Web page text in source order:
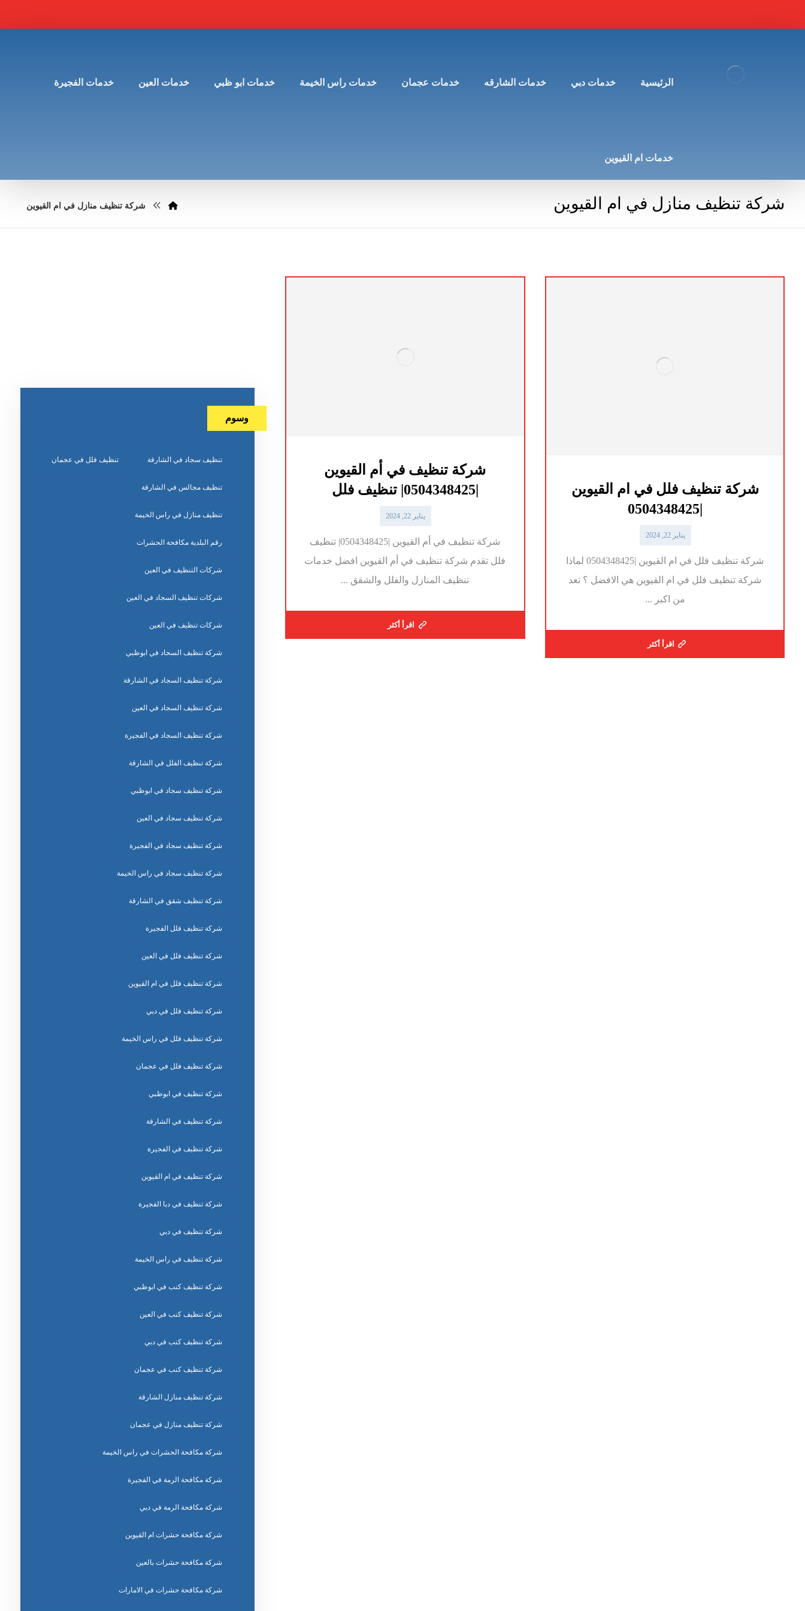
الرئيسية خدمات دبي خدمات الشارقه خدمات عجمان خدمات راس الخيمة خدمات ابو ظبي خدمات العين خدمات الفجيرة
خدمات ام القيوين
شركة تنظيف منازل في ام القيوين شركة تنظيف منازل في ام القيوين
شركة تنظيف فلل في ام القيوين
|0504348425
يناير 22, 2024
شركة تنظيف فلل في ام القيوين |0504348425 لماذا
شركة تنظيف فلل في ام القيوين هي الافضل ؟ تعد
من اكبر ...
اقرأ أكثر
شركة تنظيف في أم القيوين
|0504348425| تنظيف فلل
يناير 22, 2024
شركة تنظيف في أم القيوين |0504348425| تنظيف
فلل تقدم شركة تنظيف في أم القيوين افضل خدمات
تنظيف المنازل والفلل والشقق ...
اقرأ أكثر
وسوم
تنظيف سجاد في الشارقة تنظيف فلل في عجمان
تنظيف مجالس في الشارقة
تنظيف منازل في راس الخيمة
رقم البلدية مكافحة الحشرات
شركات التنظيف في العين
شركات تنظيف السجاد في العين
شركات تنظيف في العين
شركة تنظيف السجاد في ابوظبي
شركة تنظيف السجاد في الشارقة
شركة تنظيف السجاد في العين
شركة تنظيف السجاد في الفجيرة
شركة تنظيف الفلل في الشارقة
شركة تنظيف سجاد في ابوظبي
شركة تنظيف سجاد في العين
شركة تنظيف سجاد في الفجيرة
شركة تنظيف سجاد في راس الخيمة
شركة تنظيف شقق في الشارقة
شركة تنظيف فلل الفجيرة
شركة تنظيف فلل في العين
شركة تنظيف فلل في ام القيوين
شركة تنظيف فلل في دبي
شركة تنظيف فلل في راس الخيمة
شركة تنظيف فلل في عجمان
شركة تنظيف في ابوظبي
شركة تنظيف في الشارقة
شركة تنظيف في الفجيرة
شركة تنظيف في ام القيوين
شركة تنظيف في دبا الفجيرة
شركة تنظيف في دبي
شركة تنظيف في راس الخيمة
شركة تنظيف كنب في ابوظبي
شركة تنظيف كنب في العين
شركة تنظيف كنب في دبي
شركة تنظيف كنب في عجمان
شركة تنظيف منازل الشارقة
شركة تنظيف منازل في عجمان
شركة مكافحة الحشرات في راس الخيمة
شركة مكافحة الرمة في الفجيرة
شركة مكافحة الرمة في دبي
شركة مكافحة حشرات ام القيوين
شركة مكافحة حشرات بالعين
شركة مكافحة حشرات في الامارات